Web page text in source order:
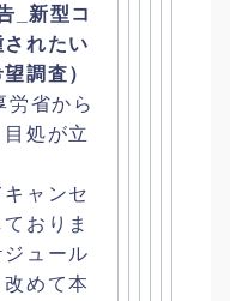
_ 新型コ
れたい
調査）
労省から
目処が立
ャンセ
おりま
ュール
改めて本